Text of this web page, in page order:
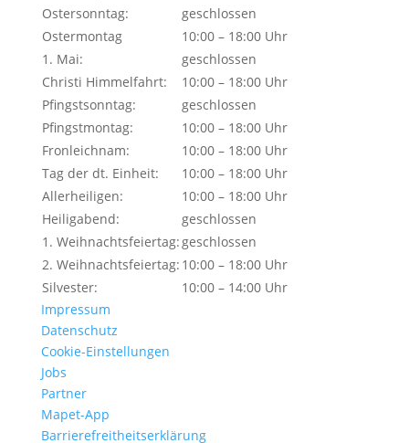
Ostersonntag:
geschlossen
Ostermontag
10:00 – 18:00 Uhr
1. Mai:
geschlossen
Christi Himmelfahrt:
10:00 – 18:00 Uhr
Pfingstsonntag:
geschlossen
Pfingstmontag:
10:00 – 18:00 Uhr
Fronleichnam:
10:00 – 18:00 Uhr
Tag der dt. Einheit:
10:00 – 18:00 Uhr
Allerheiligen:
10:00 – 18:00 Uhr
Heiligabend:
geschlossen
1. Weihnachtsfeiertag:geschlossen
2. Weihnachtsfeiertag: 10:00 – 18:00 Uhr
Silvester:
10:00 – 14:00 Uhr
Impressum
Datenschutz
Cookie-Einstellungen
Jobs
Partner
Mapet-App
Barrierefreitheitserklärung